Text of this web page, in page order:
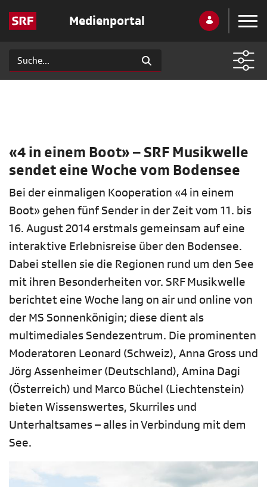
Medienportal
«4 in einem Boot» – SRF Musikwelle
sendet eine Woche vom Bodensee
Bei der einmaligen Kooperation «4 in einem
Boot» gehen fünf Sender in der Zeit vom 11. bis
16. August 2014 erstmals gemeinsam auf eine
interaktive Erlebnisreise über den Bodensee.
Dabei stellen sie die Regionen rund um den See
mit ihren Besonderheiten vor. SRF Musikwelle
berichtet eine Woche lang on air und online von
der MS Sonnenkönigin; diese dient als
multimediales Sendezentrum. Die prominenten
Moderatoren Leonard (Schweiz), Anna Gross und
Jörg Assenheimer (Deutschland), Amina Dagi
(Österreich) und Marco Büchel (Liechtenstein)
bieten Wissenswertes, Skurriles und
Unterhaltsames – alles in Verbindung mit dem
See.